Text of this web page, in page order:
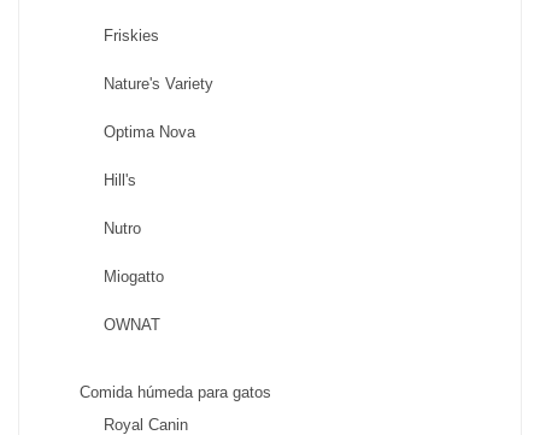
Friskies
Nature's Variety
Optima Nova
Hill's
Nutro
Miogatto
OWNAT
Comida húmeda para gatos
Royal Canin